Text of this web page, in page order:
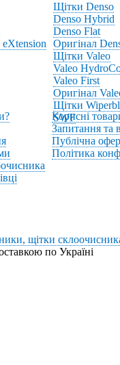
Щітки Denso
Denso Hybrid
Denso Flat
Оригінал
Щітки Valeo
Valeo
Valeo First
Оригінал
Щітки
SWF
Корисні
Запитання та
Публічна
Політика
щітки
по Україні